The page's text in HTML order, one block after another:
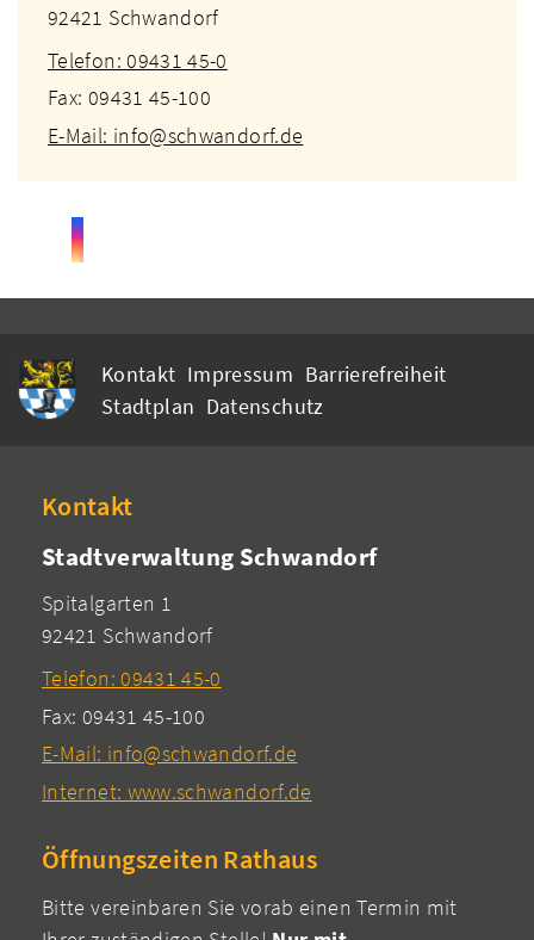
92421 Schwandorf
Telefon: 09431 45-0
Fax: 09431 45-100
E-Mail: info@schwandorf.de
Kontakt Impressum Barrierefreiheit
Stadtplan Datenschutz
Kontakt
Stadtverwaltung Schwandorf
Spitalgarten 1
92421 Schwandorf
Telefon: 09431 45-0
Fax: 09431 45-100
E-Mail: info@schwandorf.de
Internet: www.schwandorf.de
Öffnungszeiten Rathaus
Bitte vereinbaren Sie vorab einen Termin mit